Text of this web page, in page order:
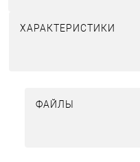
ХАРАКТЕРИСТИКИ
ФАЙЛЫ